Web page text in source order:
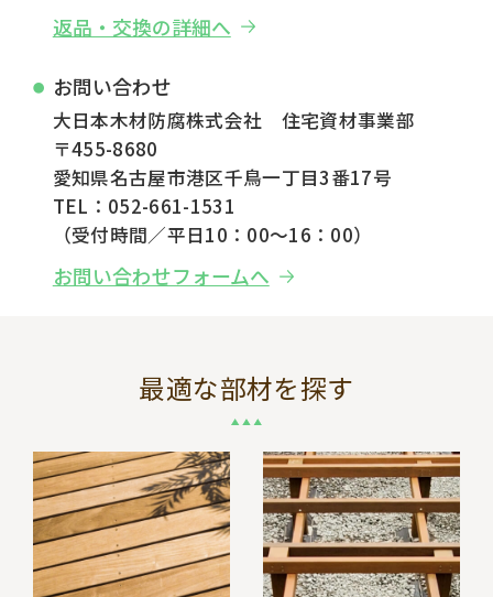
返品・交換の詳細へ
お問い合わせ
大日本木材防腐株式会社 住宅資材事業部
〒455-8680
愛知県名古屋市港区千鳥一丁目3番17号
TEL：052-661-1531
（受付時間／平日10：00～16：00）
お問い合わせフォームへ
最適な部材を探す